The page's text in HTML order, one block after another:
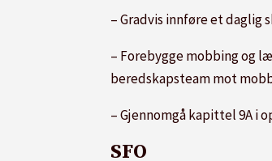
– Gradvis innføre et daglig
– Forebygge mobbing og
beredskapsteam mot
– Gjennomgå kapittel 9A i
SFO